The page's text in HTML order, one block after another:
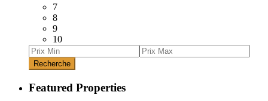
7
8
9
10
Recherche
Featured Properties